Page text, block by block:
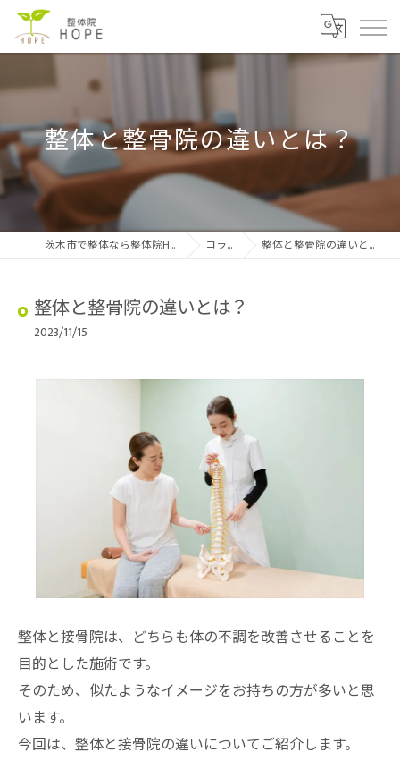
整体と整骨院の違いとは？
茨木市で整体なら整体院HOPE コラム 整体と整骨院の違いとは？
整体と整骨院の違いとは？
2023/11/15
整体と接骨院は、どちらも体の不調を改善させることを
目的とした施術です。
そのため、似たようなイメージをお持ちの方が多いと思
います。
今回は、整体と接骨院の違いについてご紹介します。